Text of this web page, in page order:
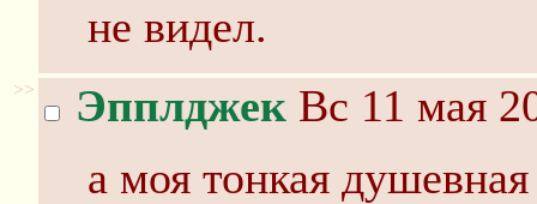
не видел.
>> Эпплджек Вс 11 мая
а моя тонкая